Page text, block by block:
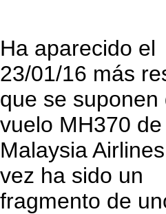
Ha aparecido el
23/01/16 más
que se suponen
vuelo MH370 de
Malaysia
vez ha sido un
fragmento de